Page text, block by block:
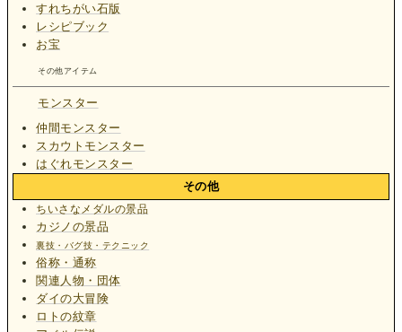
すれちがい石版
レシピブック
お宝
その他アイテム
モンスター
仲間モンスター
スカウトモンスター
はぐれモンスター
その他
ちいさなメダルの景品
カジノの景品
裏技・バグ技・テクニック
俗称・通称
関連人物・団体
ダイの大冒険
ロトの紋章